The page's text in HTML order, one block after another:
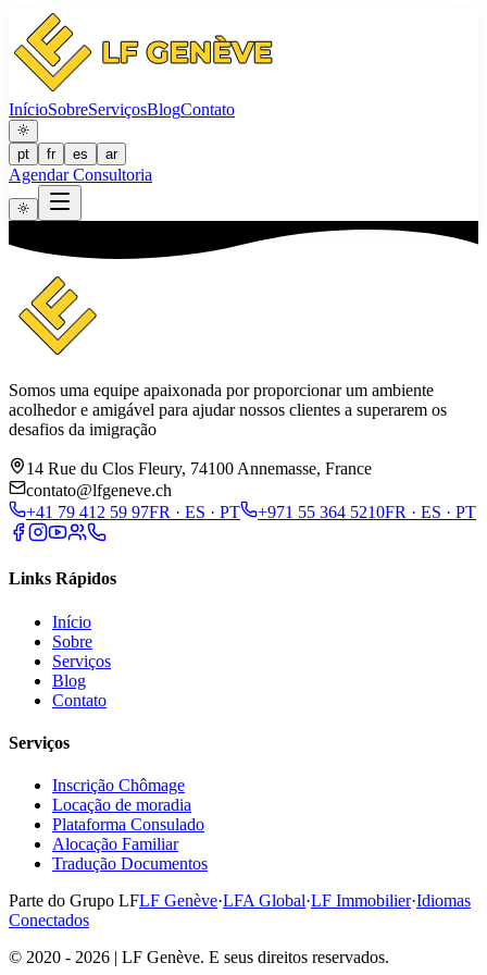
InícioSobreServiçosBlogContato
pt fr es ar
Agendar Consultoria
Somos uma equipe apaixonada por proporcionar um ambiente
acolhedor e amigável para ajudar nossos clientes a superarem os
desafios da imigração
14 Rue du Clos Fleury, 74100 Annemasse, France
contato@lfgeneve.ch
+41 79 412 59 97FR · ES · PT +971 55 364 5210FR · ES · PT
Links Rápidos
Início
Sobre
Serviços
Blog
Contato
Serviços
Inscrição Chômage
Locação de moradia
Plataforma Consulado
Alocação Familiar
Tradução Documentos
Parte do Grupo LFLF Genève·LFA Global·LF Immobilier·Idiomas
Conectados
© 2020 - 2026 | LF Genève. E seus direitos reservados.